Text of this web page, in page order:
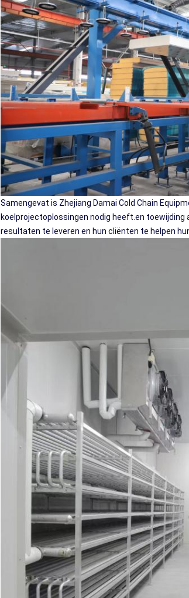
Samengevat is Zhejiang Damai Cold Chain
koelprojectoplossingen nodig heeft.en
resultaten te leveren en hun cliënten te helpen